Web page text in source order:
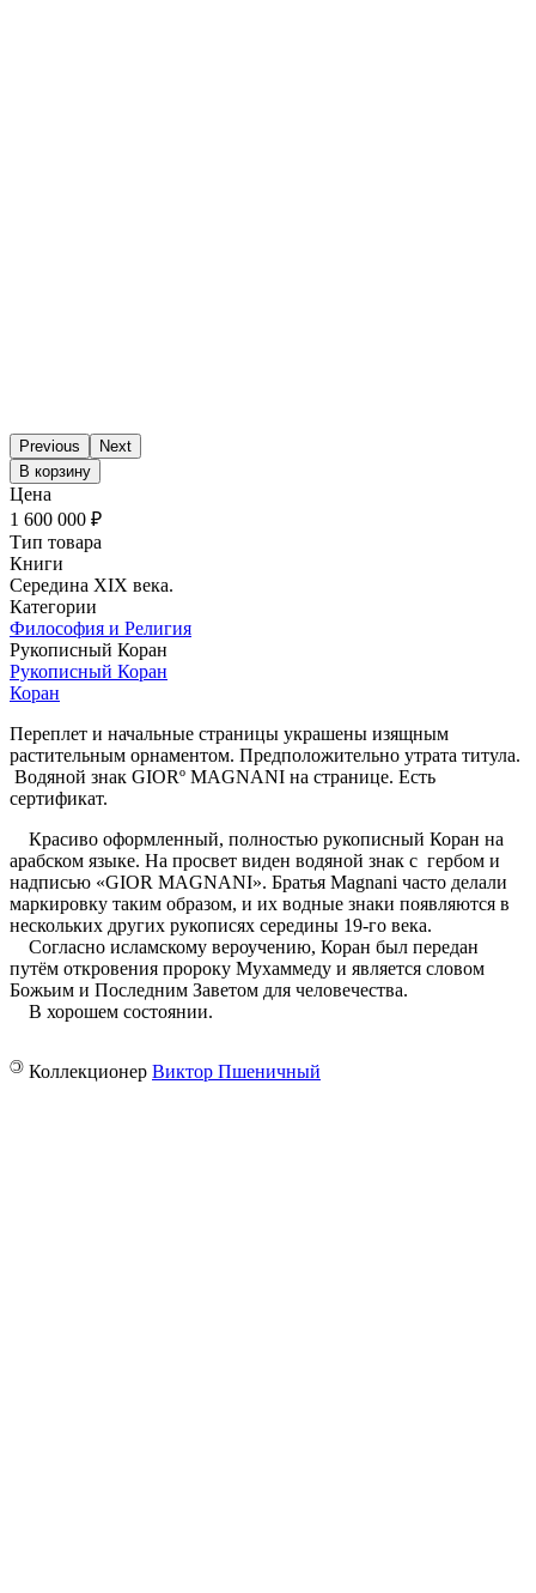
Previous
Next
В корзину
Цена
1 600 000 ₽
Тип товара
Книги
Середина XIX века.
Категории
Философия и Религия
Рукописный Коран
Рукописный Коран
Коран
Переплет и начальные страницы украшены изящным
растительным орнаментом. Предположительно утрата титула.
Водяной знак GIORº MAGNANI на странице. Есть
сертификат.
Красиво оформленный, полностью рукописный Коран на
арабском языке. На просвет виден водяной знак с гербом и
надписью «GIOR MAGNANI». Братья Magnani часто делали
маркировку таким образом, и их водные знаки появляются в
нескольких других рукописях середины 19-го века.
Согласно исламскому вероучению, Коран был передан
путём откровения пророку Мухаммеду и является словом
Божьим и Последним Заветом для человечества.
В хорошем состоянии.
© Коллекционер Виктор Пшеничный